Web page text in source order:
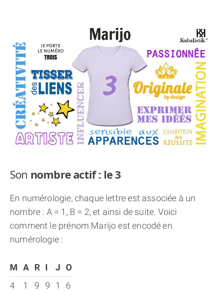
Son nombre actif : le 3
En numérologie, chaque lettre est associée à un
nombre : A = 1, B = 2, et ainsi de suite. Voici
comment le prénom Marijo est encodé en
numérologie :
M A R I J O
4
1 9 9 1 6
THÈME « DOUBLE JE »
APPRENDRE LA NUMÉROLOGIE
EXPLORER LA NUMÉROLOGIE
70.000 PRÉNOMS
(À PROPOS)